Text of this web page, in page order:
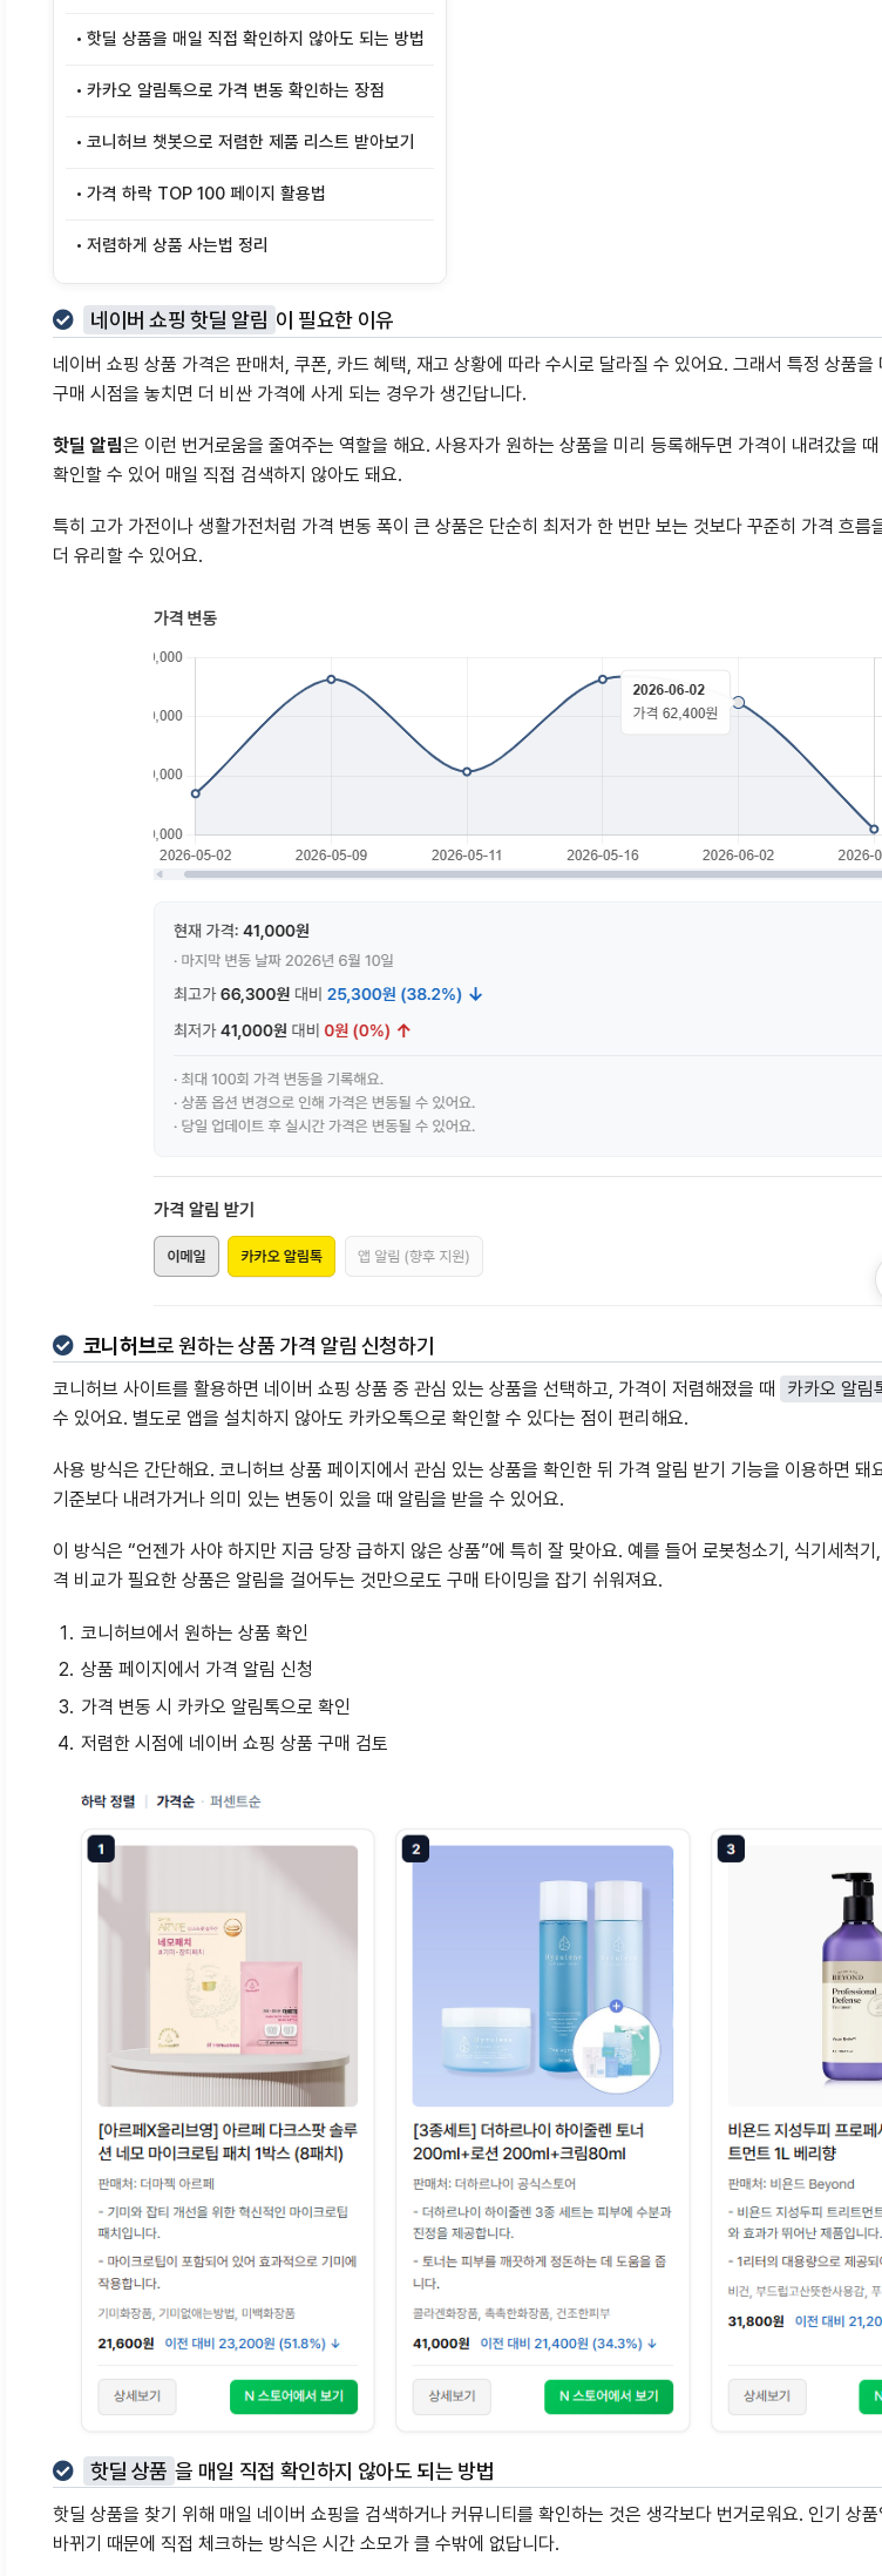
핫딜 상품을 매일 직접 확인하지 않아도 되는 방법
카카오 알림톡으로 가격 변동 확인하는 장점
코니허브 챗봇으로 저렴한 제품 리스트 받아보기
가격 하락 TOP 100 페이지 활용법
저렴하게 상품 사는법 정리
네이버 쇼핑 핫딜 알림 이 필요한 이유
네이버 쇼핑 상품 가격은 판매처, 쿠폰, 카드 혜택, 재고 상황에 따라 수시로 달라질 수 있어요. 그래서 특정 상품을
구매 시점을 놓치면 더 비싼 가격에 사게 되는 경우가 생긴답니다.
핫딜 알림은 이런 번거로움을 줄여주는 역할을 해요. 사용자가 원하는 상품을 미리 등록해두면 가격이 내려갔을
확인할 수 있어 매일 직접 검색하지 않아도 돼요.
특히 고가 가전이나 생활가전처럼 가격 변동 폭이 큰 상품은 단순히 최저가 한 번만 보는 것보다 꾸준히 가격 흐름
더 유리할 수 있어요.
코니허브로 원하는 상품 가격 알림 신청하기
코니허브 사이트를 활용하면 네이버 쇼핑 상품 중 관심 있는 상품을 선택하고, 가격이 저렴해졌을 때 카카오 알림
수 있어요. 별도로 앱을 설치하지 않아도 카카오톡으로 확인할 수 있다는 점이 편리해요.
사용 방식은 간단해요. 코니허브 상품 페이지에서 관심 있는 상품을 확인한 뒤 가격 알림 받기 기능을 이용하면 돼
기준보다 내려가거나 의미 있는 변동이 있을 때 알림을 받을 수 있어요.
이 방식은 “언젠가 사야 하지만 지금 당장 급하지 않은 상품”에 특히 잘 맞아요. 예를 들어 로봇청소기, 식기세척
격 비교가 필요한 상품은 알림을 걸어두는 것만으로도 구매 타이밍을 잡기 쉬워져요.
코니허브에서 원하는 상품 확인
상품 페이지에서 가격 알림 신청
가격 변동 시 카카오 알림톡으로 확인
저렴한 시점에 네이버 쇼핑 상품 구매 검토
핫딜 상품 을 매일 직접 확인하지 않아도 되는 방법
핫딜 상품을 찾기 위해 매일 네이버 쇼핑을 검색하거나 커뮤니티를 확인하는 것은 생각보다 번거로워요. 인기 상
바뀌기 때문에 직접 체크하는 방식은 시간 소모가 클 수밖에 없답니다.